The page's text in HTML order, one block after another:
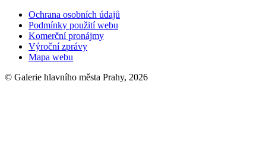
Ochrana osobních údajů
Podmínky použití webu
Komerční pronájmy
Výroční zprávy
Mapa webu
© Galerie hlavního města Prahy, 2026